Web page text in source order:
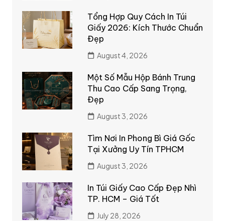
Tổng Hợp Quy Cách In Túi
Giấy 2026: Kích Thước Chuẩn
Đẹp
August 4, 2026
Một Số Mẫu Hộp Bánh Trung
Thu Cao Cấp Sang Trọng,
Đẹp
August 3, 2026
Tìm Nơi In Phong Bì Giá Gốc
Tại Xưởng Uy Tín TPHCM
August 3, 2026
In Túi Giấy Cao Cấp Đẹp Nhì
TP. HCM – Giá Tốt
July 28, 2026